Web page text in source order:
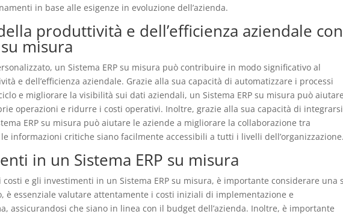
in base alle esigenze in evoluzione dell’azienda.
produttività e dell’efficienza aziendale con
misura
un Sistema ERP su misura può contribuire in modo significativo al
e dell’efficienza aziendale. Grazie alla sua capacità di automatizzare i processi
e migliorare la visibilità sui dati aziendali, un Sistema ERP su misura può
operazioni e ridurre i costi operativi. Inoltre, grazie alla sua capacità di
ERP su misura può aiutare le aziende a migliorare la collaborazione tra
informazioni critiche siano facilmente accessibili a tutti i livelli dell’organizzazione.
in un Sistema ERP su misura
e gli investimenti in un Sistema ERP su misura, è importante considerare una
è essenziale valutare attentamente i costi iniziali di implementazione e
assicurandosi che siano in linea con il budget dell’azienda. Inoltre, è importante